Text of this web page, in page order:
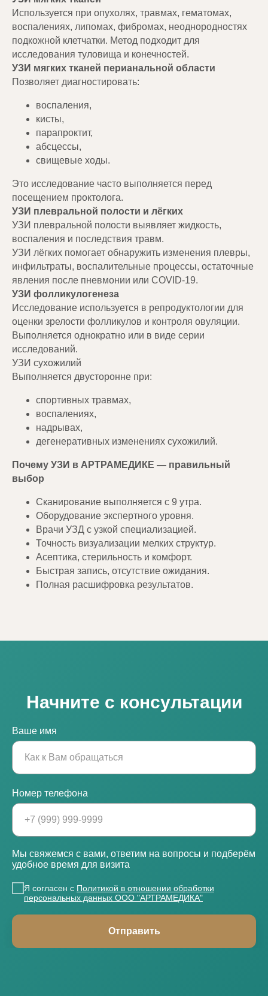
Используется при опухолях, травмах, гематомах,
воспалениях, липомах, фибромах, неоднородностях
подкожной клетчатки. Метод подходит для
исследования туловища и конечностей.
УЗИ мягких тканей перианальной области
Позволяет диагностировать:
воспаления,
кисты,
парапроктит,
абсцессы,
свищевые ходы.
Это исследование часто выполняется перед
посещением проктолога.
УЗИ плевральной полости и лёгких
УЗИ плевральной полости выявляет жидкость,
воспаления и последствия травм.
УЗИ лёгких помогает обнаружить изменения плевры,
инфильтраты, воспалительные процессы, остаточные
явления после пневмонии или COVID-19.
УЗИ фолликулогенеза
Исследование используется в репродуктологии для
оценки зрелости фолликулов и контроля овуляции.
Выполняется однократно или в виде серии
исследований.
УЗИ сухожилий
Выполняется двусторонне при:
спортивных травмах,
воспалениях,
надрывах,
дегенеративных изменениях сухожилий.
Почему УЗИ в АРТРАМЕДИКЕ — правильный
выбор
Сканирование выполняется с 9 утра.
Оборудование экспертного уровня.
Врачи УЗД с узкой специализацией.
Точность визуализации мелких структур.
Асептика, стерильность и комфорт.
Быстрая запись, отсутствие ожидания.
Полная расшифровка результатов.
Начните с консультации
Ваше имя
Номер телефона
Мы свяжемся с вами, ответим на вопросы и подберём
удобное время для визита
Я согласен с Политикой в отношении обработки
персональных данных ООО "АРТРАМЕДИКА"
Отправить